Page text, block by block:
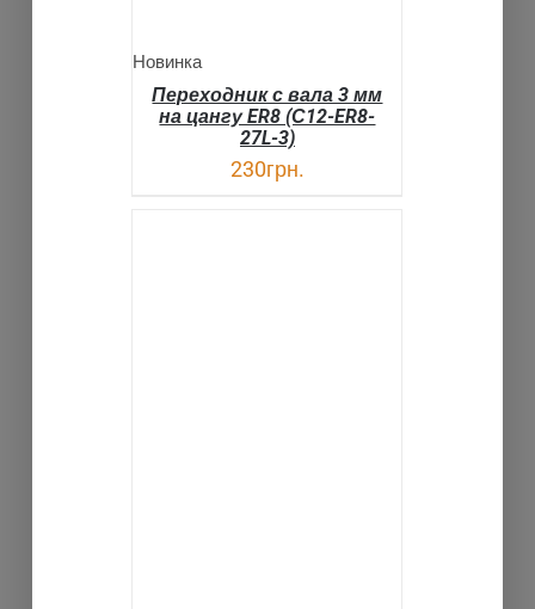
Новинка
Переходник с вала 3 мм
на цангу ER8 (С12-ER8-
27L-3)
230грн.